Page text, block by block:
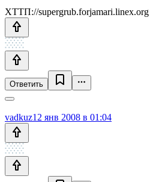
ХТТП://supergrub.forjamari.linex.org
Ответить
vadkuz12 янв 2008 в 01:04